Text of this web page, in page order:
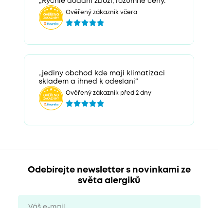
Ověřený zákazník včera
„jediny obchod kde maji klimatizaci
skladem a ihned k odeslani“
Ověřený zákazník před 2 dny
Odebírejte newsletter s novinkami ze
světa alergiků